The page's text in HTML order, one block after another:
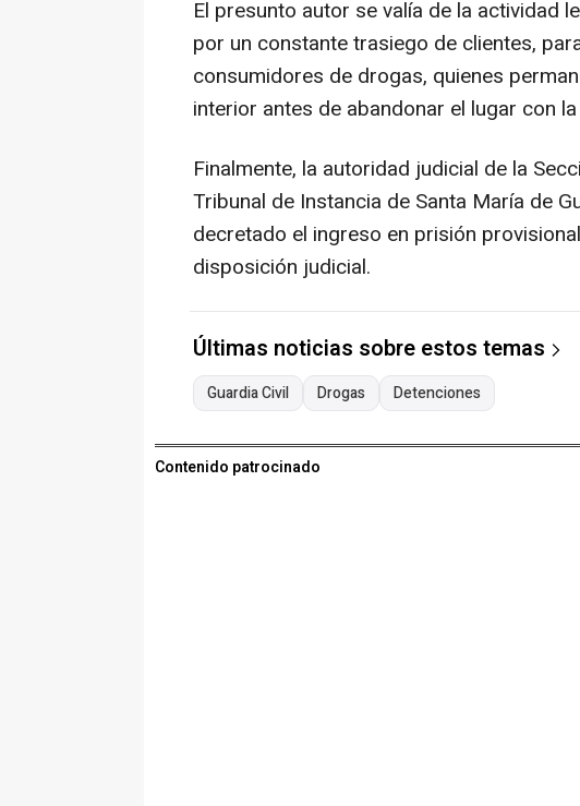
El presunto autor se valía de la actividad
por un constante trasiego de clientes,
consumidores de drogas, quienes
interior antes de abandonar el lugar con
Finalmente, la autoridad judicial de la
Tribunal de Instancia de Santa María de
decretado el ingreso en prisión
disposición judicial.
Últimas noticias sobre estos temas
Guardia Civil Drogas Detenciones
Contenido patrocinado